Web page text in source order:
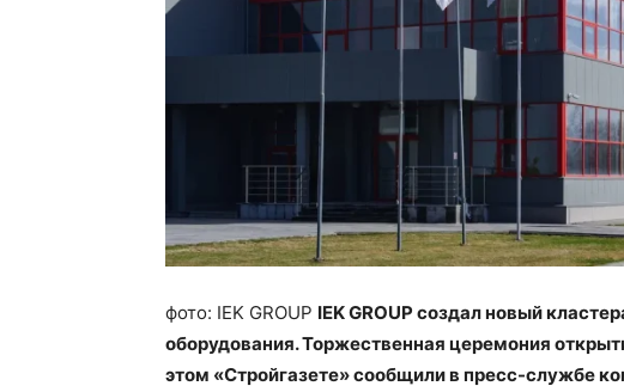
фото: IEK GROUP IEK GROUP создал новый
оборудования. Торжественная церемония
этом «Стройгазете» сообщили в пресс-службе